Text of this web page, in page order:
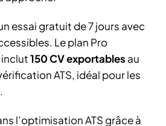
essai gratuit de 7 jours avec
Le plan Pro
150 CV exportables au
ATS, idéal pour les
l’optimisation ATS grâce à